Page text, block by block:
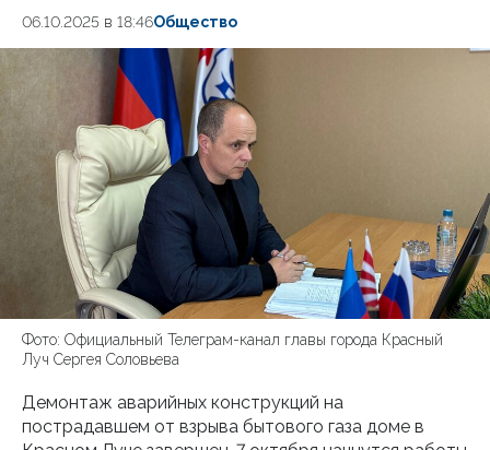
06.10.2025 в 18:46Общество
Фото: Официальный Телеграм-канал главы города Красный
Луч Сергея Соловьева
Демонтаж аварийных конструкций на
пострадавшем от взрыва бытового газа доме в